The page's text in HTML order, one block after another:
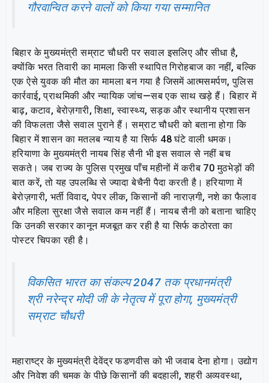
गौरवान्वित करने वालों को किया गया सम्मानित
बिहार के मुख्यमंत्री सम्राट चौधरी पर सवाल इसलिए और सीधा है,
क्योंकि भरत तिवारी का मामला किसी स्थापित गिरोहबाज का नहीं, बल्कि
एक ऐसे युवक की मौत का मामला बन गया है जिसमें आत्मसमर्पण, पुलिस
कार्रवाई, प्राथमिकी और न्यायिक जांच—सब एक साथ खड़े हैं। बिहार में
बाढ़, कटाव, बेरोज़गारी, शिक्षा, स्वास्थ्य, सड़क और स्थानीय प्रशासन
की विफलता जैसे सवाल पुराने हैं। सम्राट चौधरी को बताना होगा कि
बिहार में शासन का मतलब न्याय है या सिर्फ 48 घंटे वाली धमक।
हरियाणा के मुख्यमंत्री नायब सिंह सैनी भी इस सवाल से नहीं बच
सकते। जब राज्य के पुलिस प्रमुख पाँच महीनों में करीब 70 मुठभेड़ों की
बात करें, तो यह उपलब्धि से ज्यादा बेचैनी पैदा करती है। हरियाणा में
बेरोज़गारी, भर्ती विवाद, पेपर लीक, किसानों की नाराज़गी, नशे का फैलाव
और महिला सुरक्षा जैसे सवाल कम नहीं हैं। नायब सैनी को बताना चाहिए
कि उनकी सरकार कानून मजबूत कर रही है या सिर्फ कठोरता का
पोस्टर चिपका रही है।
विकसित भारत का संकल्प 2047 तक प्रधानमंत्री
श्री नरेन्द्र मोदी जी के नेतृत्व में पूरा होगा, मुख्यमंत्री
सम्राट चौधरी
महाराष्ट्र के मुख्यमंत्री देवेंद्र फडणवीस को भी जवाब देना होगा। उद्योग
और निवेश की चमक के पीछे किसानों की बदहाली, शहरी अव्यवस्था,